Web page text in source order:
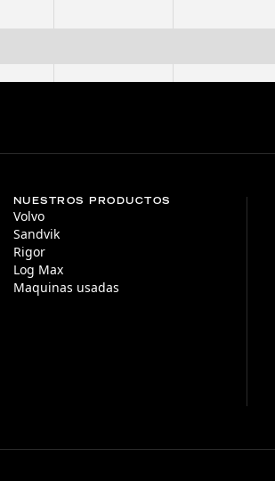
NUESTROS PRODUCTOS
Volvo
Sandvik
Rigor
Log Max
Maquinas usadas